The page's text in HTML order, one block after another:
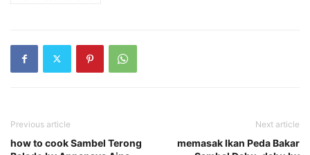
Previous article
how to cook Sambel Terong
Next article
memasak Ikan Peda Bakar